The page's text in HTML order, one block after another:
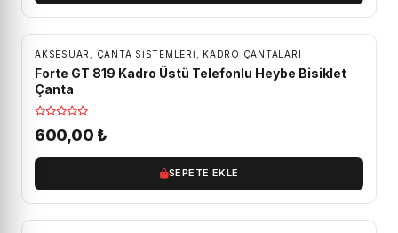
AKSESUAR ÇANTA SISTEMLERI KADRO ÇANTALARI
Forte GT 819 Kadro Üstü Telefonlu Heybe Bisiklet
Çanta
600,00 ₺
SEPETE EKLE